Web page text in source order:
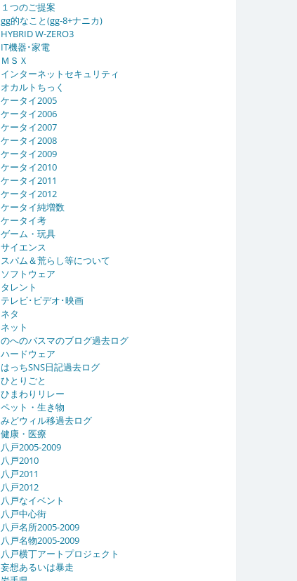
１つのご提案
gg的なこと(gg-8+ナニカ)
HYBRID W-ZERO3
IT機器･家電
ＭＳＸ
インターネットセキュリティ
オカルトちっく
ケータイ2005
ケータイ2006
ケータイ2007
ケータイ2008
ケータイ2009
ケータイ2010
ケータイ2011
ケータイ2012
ケータイ純増数
ケータイ考
ゲーム・玩具
サイエンス
スパム＆荒らし等について
ソフトウェア
タレント
テレビ･ビデオ･映画
ネタ
ネット
のへのバスマのブログ過去ログ
ハードウェア
はっちSNS日記過去ログ
ひとりごと
ひまわりリレー
ペット・生き物
みどウィル移過去ログ
健康・医療
八戸2005-2009
八戸2010
八戸2011
八戸2012
八戸なイベント
八戸中心街
八戸名所2005-2009
八戸名物2005-2009
八戸横丁アートプロジェクト
妄想あるいは暴走